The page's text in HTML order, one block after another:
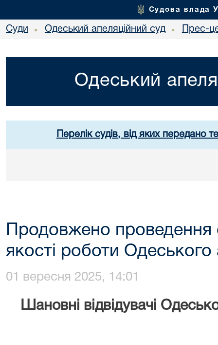
Судова влада
Суди • Одеський апеляційний суд • Прес-
Одеський
Перелік судів, від яких передано
Продовжено
якості роботи Одеського
01 вересня 2025, 14:01
Шановні відвідувачі